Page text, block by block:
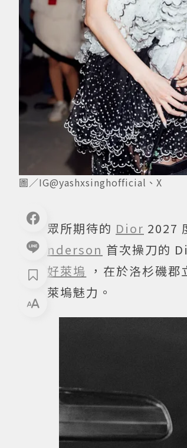
圖／IG@yashxsinghofficial、X
眾所期待的 Dior 2027
nderson 首次操刀的
好萊塢 ，在於洛杉磯
萊塢魅力。